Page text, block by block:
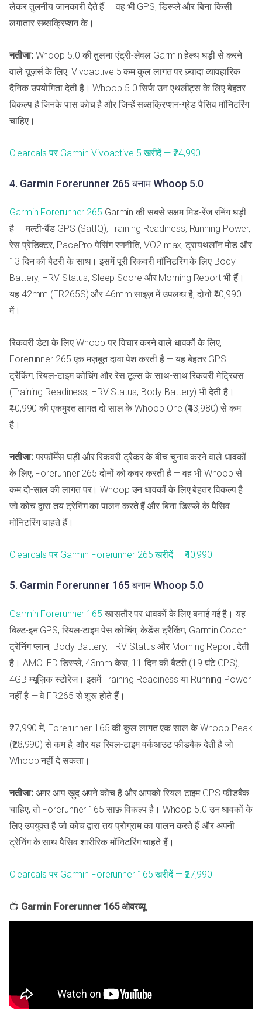
लेकर तुलनीय जानकारी देते हैं — वह भी GPS, डिस्प्ले और बिना किसी
लगातार सब्सक्रिप्शन के।
नतीजा:Whoop 5.0 की तुलना एंट्री-लेवल Garmin हेल्थ घड़ी से करने
वाले यूज़र्स के लिए, Vivoactive 5 कम कुल लागत पर ज़्यादा व्यावहारिक
दैनिक उपयोगिता देती है। Whoop 5.0 सिर्फ उन एथलीट्स के लिए बेहतर
विकल्प है जिनके पास कोच है और जिन्हें सब्सक्रिप्शन-ग्रेड पैसिव मॉनिटरिंग
चाहिए।
Clearcals पर Garmin Vivoactive 5 खरीदें — ₹24,990
4. Garmin Forerunner 265 बनाम Whoop 5.0
Garmin Forerunner 265 Garmin की सबसे सक्षम मिड-रेंज रनिंग घड़ी
है — मल्टी-बैंड GPS (SatIQ), Training Readiness, Running Power,
रेस प्रेडिक्टर, PacePro पेसिंग रणनीति, VO2 max, ट्रायथलॉन मोड और
13 दिन की बैटरी के साथ। इसमें पूरी रिकवरी मॉनिटरिंग के लिए Body
Battery, HRV Status, Sleep Score और Morning Report भी हैं।
यह 42mm (FR265S) और 46mm साइज़ में उपलब्ध है, दोनों ₹40,990
में।
रिकवरी डेटा के लिए Whoop पर विचार करने वाले धावकों के लिए,
Forerunner 265 एक मज़बूत दावा पेश करती है — यह बेहतर GPS
ट्रैकिंग, रियल-टाइम कोचिंग और रेस टूल्स के साथ-साथ रिकवरी मेट्रिक्स
(Training Readiness, HRV Status, Body Battery) भी देती है।
₹40,990 की एकमुश्त लागत दो साल के Whoop One (₹43,980) से कम
है।
नतीजा:परफॉर्मेंस घड़ी और रिकवरी ट्रैकर के बीच चुनाव करने वाले धावकों
के लिए, Forerunner 265 दोनों को कवर करती है — वह भी Whoop से
कम दो-साल की लागत पर। Whoop उन धावकों के लिए बेहतर विकल्प है
जो कोच द्वारा तय ट्रेनिंग का पालन करते हैं और बिना डिस्प्ले के पैसिव
मॉनिटरिंग चाहते हैं।
Clearcals पर Garmin Forerunner 265 खरीदें — ₹40,990
5. Garmin Forerunner 165 बनाम Whoop 5.0
Garmin Forerunner 165 खासतौर पर धावकों के लिए बनाई गई है। यह
बिल्ट-इन GPS, रियल-टाइम पेस कोचिंग, केडेंस ट्रैकिंग, Garmin Coach
ट्रेनिंग प्लान, Body Battery, HRV Status और Morning Report देती
है। AMOLED डिस्प्ले, 43mm केस, 11 दिन की बैटरी (19 घंटे GPS),
4GB म्यूज़िक स्टोरेज। इसमें Training Readiness या Running Power
नहीं है — वे FR265 से शुरू होते हैं।
₹27,990 में, Forerunner 165 की कुल लागत एक साल के Whoop Peak
(₹28,990) से कम है, और यह रियल-टाइम वर्कआउट फीडबैक देती है जो
Whoop नहीं दे सकता।
नतीजा:अगर आप ख़ुद अपने कोच हैं और आपको रियल-टाइम GPS फीडबैक
चाहिए, तो Forerunner 165 साफ़ विकल्प है। Whoop 5.0 उन धावकों के
लिए उपयुक्त है जो कोच द्वारा तय प्रोग्राम का पालन करते हैं और अपनी
ट्रेनिंग के साथ पैसिव शारीरिक मॉनिटरिंग चाहते हैं।
Clearcals पर Garmin Forerunner 165 खरीदें — ₹27,990
📺 Garmin Forerunner 165 ओवरव्यू